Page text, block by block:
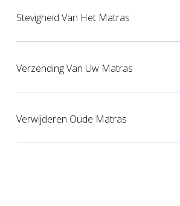
Stevigheid Van Het Matras
Verzending Van Uw Matras
Verwijderen Oude Matras